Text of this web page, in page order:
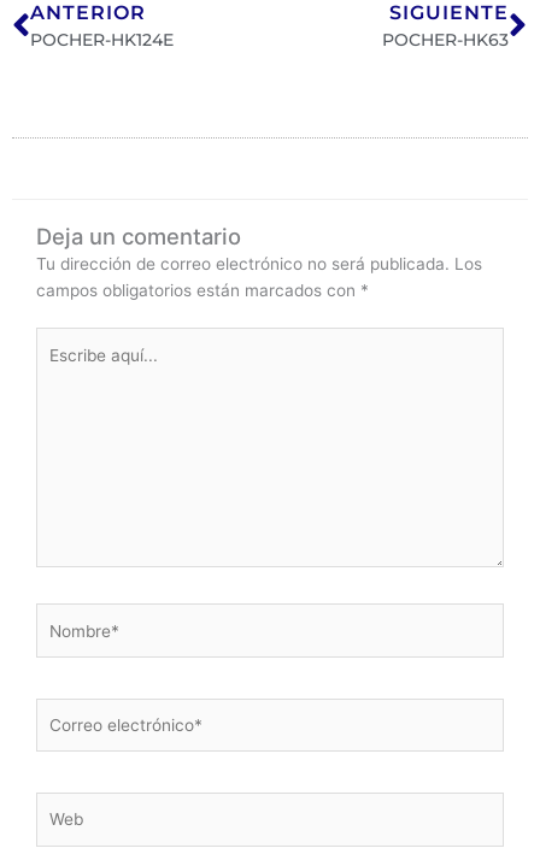
ANTERIOR
POCHER-HK124E
SIGUIENTE
POCHER-HK63
Deja un comentario
Tu dirección de correo electrónico no será publicada. Los
campos obligatorios están marcados con *
aquí...
electrónico*